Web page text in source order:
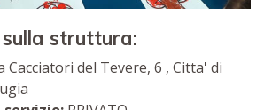
struttura:
Cacciatori del Tevere, 6 , Citta' di